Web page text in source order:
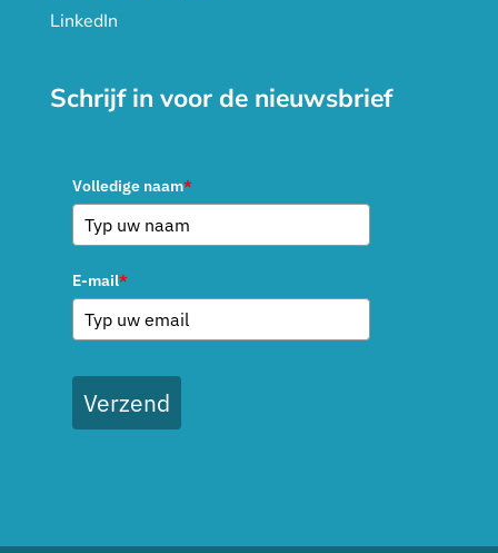
LinkedIn
Schrijf in voor de nieuwsbrief
Volledige naam*
E-mail*
Verzend